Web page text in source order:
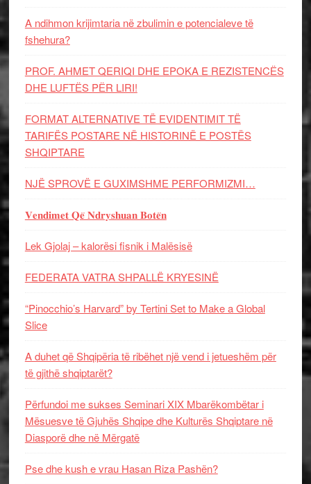
A ndihmon krijimtaria në zbulimin e potencialeve të
fshehura?
PROF. AHMET QERIQI DHE EPOKA E REZISTENCЁS
DHE LUFTЁS PЁR LIRI!
FORMAT ALTERNATIVE TË EVIDENTIMIT TË
TARIFËS POSTARE NË HISTORINË E POSTËS
SHQIPTARE
NJË SPROVË E GUXIMSHME PERFORMIZMI…
𝐕𝐞𝐧𝐝𝐢𝐦𝐞𝐭 𝐐𝐞̈ 𝐍𝐝𝐫𝐲𝐬𝐡𝐮𝐚𝐧 𝐁𝐨𝐭𝐞̈𝐧
Lek Gjolaj – kalorësi fisnik i Malësisë
FEDERATA VATRA SHPALLË KRYESINË
“Pinocchio’s Harvard” by Tertini Set to Make a Global
Slice
A duhet që Shqipëria të ribëhet një vend i jetueshëm për
të gjithë shqiptarët?
Përfundoi me sukses Seminari XIX Mbarëkombëtar i
Mësuesve të Gjuhës Shqipe dhe Kulturës Shqiptare në
Diasporë dhe në Mërgatë
Pse dhe kush e vrau Hasan Riza Pashën?